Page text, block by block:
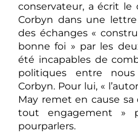
conservateur, a écrit le
Corbyn dans une lettre
des échanges «
bonne foi » par les
été incapables de
politiques entre
Corbyn. Pour lui, «
May remet en cause sa
tout engagement »
pourparlers.